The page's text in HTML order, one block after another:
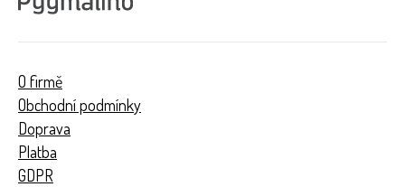
O firmě
Obchodní podmínky
Doprava
Platba
GDPR